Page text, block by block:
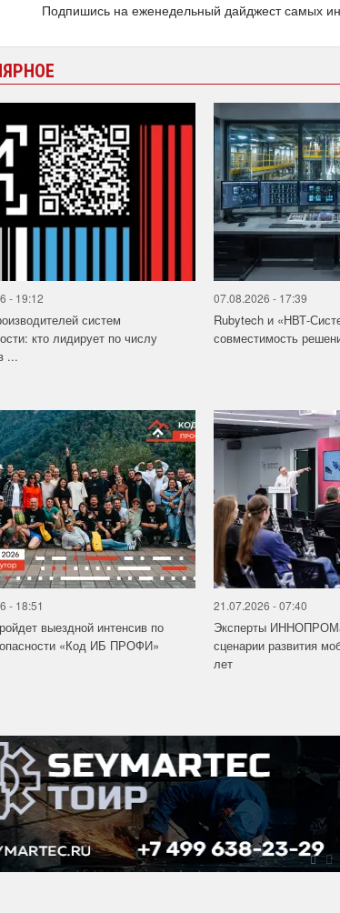
Подпишись на еженедельный дайджест самых
- 19:12
систем
кто лидирует по числу
...
07.08.2026 - 17:39
Rubytech и «НВТ-
совместимость
- 18:51
выездной интенсив по
«Код ИБ ПРОФИ»
21.07.2026 - 07:40
Эксперты
сценарии развития
лет